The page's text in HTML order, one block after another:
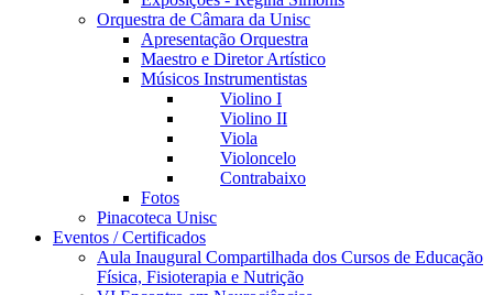
Orquestra de Câmara da Unisc
Apresentação Orquestra
Maestro e Diretor Artístico
Músicos Instrumentistas
Violino I
Violino II
Viola
Violoncelo
Contrabaixo
Fotos
Pinacoteca Unisc
Eventos / Certificados
Aula Inaugural Compartilhada dos Cursos de Educação
Física, Fisioterapia e Nutrição